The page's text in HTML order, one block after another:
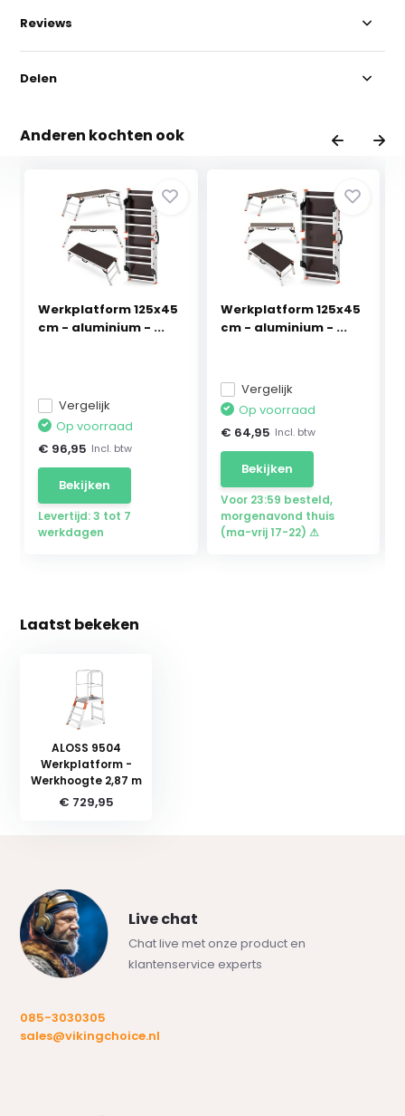
Reviews
Delen
Anderen kochten ook
Werkplatform 125x45
cm - aluminium - ...
Vergelijk
Op voorraad
€ 96,95 Incl. btw
Bekijken
Levertijd: 3 tot 7
werkdagen
Werkplatform 125x45
cm - aluminium - ...
Vergelijk
Op voorraad
€ 64,95 Incl. btw
Bekijken
Voor 23:59 besteld,
morgenavond thuis
(ma-vrij 17-22) ⚠
Laatst bekeken
ALOSS 9504
Werkplatform -
Werkhoogte 2,87 m
€ 729,95
Live chat
Chat live met onze product en
klantenservice experts
085-3030305
sales@vikingchoice.nl